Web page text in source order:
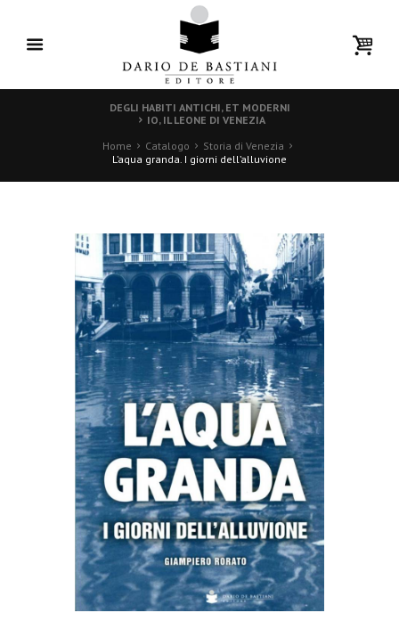
DEGLI HABITI ANTICHI, ET MODERNI
IO, IL LEONE DI VENEZIA
Home
Catalogo
Storia di Venezia
L’aqua granda. I giorni dell’alluvione